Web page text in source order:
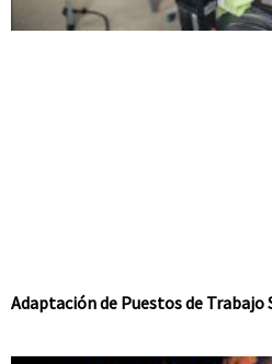
Adaptación de Puestos de Trabajo